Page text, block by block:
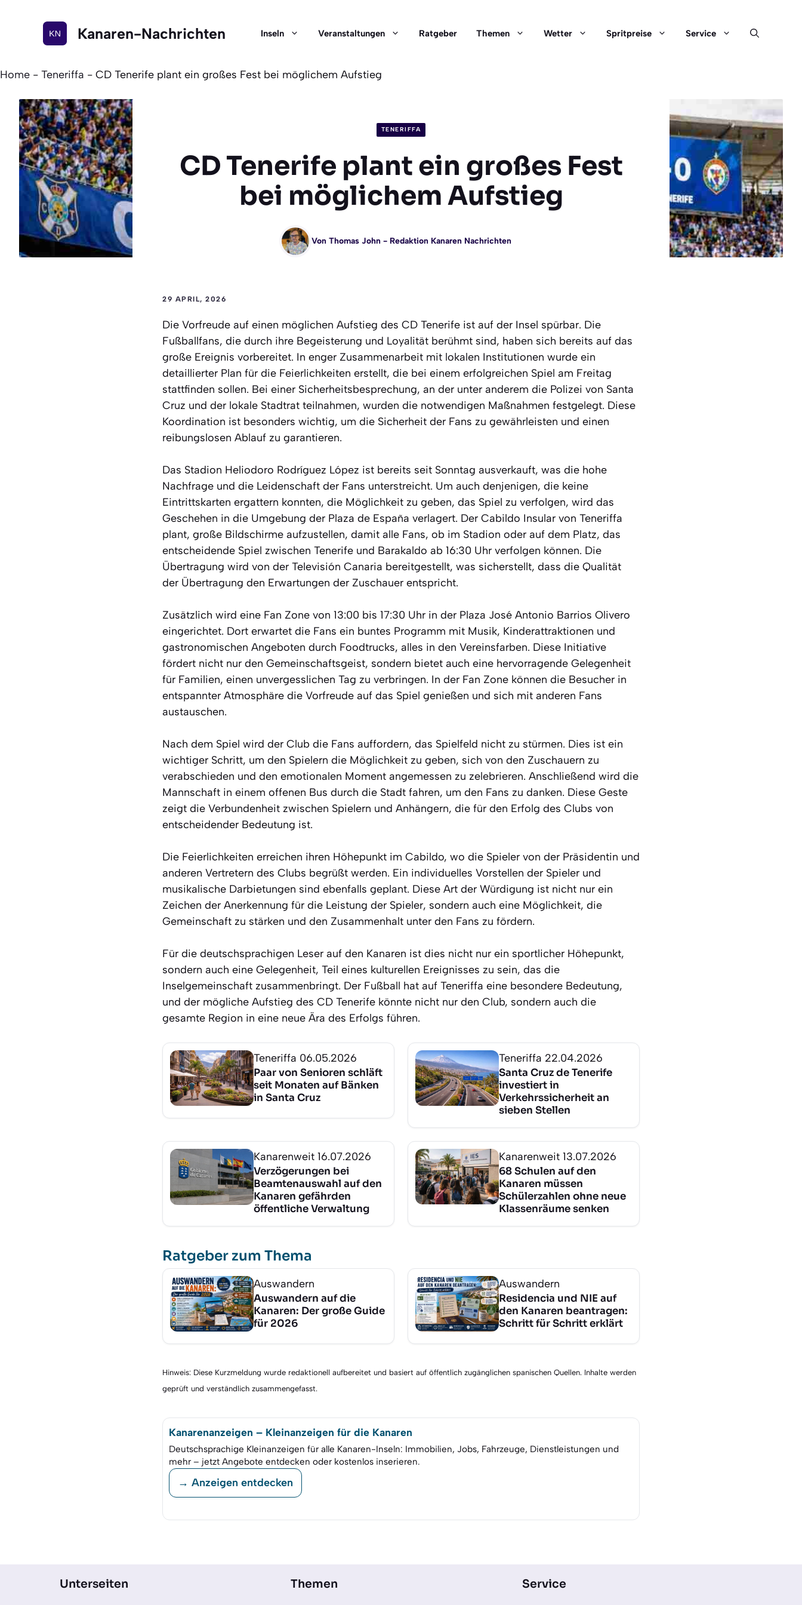
Kanaren-Nachrichten Inseln Veranstaltungen Ratgeber Themen Wetter Spritpreise Service
Home - Teneriffa - CD Tenerife plant ein großes Fest bei möglichem Aufstieg
TENERIFFA
CD Tenerife plant ein großes Fest
bei möglichem Aufstieg
Von Thomas John- Redaktion Kanaren Nachrichten
29 APRIL, 2026
Die Vorfreude auf einen möglichen Aufstieg des CD Tenerife ist auf der Insel spürbar. Die
Fußballfans, die durch ihre Begeisterung und Loyalität berühmt sind, haben sich bereits auf das
große Ereignis vorbereitet. In enger Zusammenarbeit mit lokalen Institutionen wurde ein
detaillierter Plan für die Feierlichkeiten erstellt, die bei einem erfolgreichen Spiel am Freitag
stattfinden sollen. Bei einer Sicherheitsbesprechung, an der unter anderem die Polizei von Santa
Cruz und der lokale Stadtrat teilnahmen, wurden die notwendigen Maßnahmen festgelegt. Diese
Koordination ist besonders wichtig, um die Sicherheit der Fans zu gewährleisten und einen
reibungslosen Ablauf zu garantieren.
Das Stadion Heliodoro Rodríguez López ist bereits seit Sonntag ausverkauft, was die hohe
Nachfrage und die Leidenschaft der Fans unterstreicht. Um auch denjenigen, die keine
Eintrittskarten ergattern konnten, die Möglichkeit zu geben, das Spiel zu verfolgen, wird das
Geschehen in die Umgebung der Plaza de España verlagert. Der Cabildo Insular von Teneriffa
plant, große Bildschirme aufzustellen, damit alle Fans, ob im Stadion oder auf dem Platz, das
entscheidende Spiel zwischen Tenerife und Barakaldo ab 16:30 Uhr verfolgen können. Die
Übertragung wird von der Televisión Canaria bereitgestellt, was sicherstellt, dass die Qualität
der Übertragung den Erwartungen der Zuschauer entspricht.
Zusätzlich wird eine Fan Zone von 13:00 bis 17:30 Uhr in der Plaza José Antonio Barrios Olivero
eingerichtet. Dort erwartet die Fans ein buntes Programm mit Musik, Kinderattraktionen und
gastronomischen Angeboten durch Foodtrucks, alles in den Vereinsfarben. Diese Initiative
fördert nicht nur den Gemeinschaftsgeist, sondern bietet auch eine hervorragende Gelegenheit
für Familien, einen unvergesslichen Tag zu verbringen. In der Fan Zone können die Besucher in
entspannter Atmosphäre die Vorfreude auf das Spiel genießen und sich mit anderen Fans
austauschen.
Nach dem Spiel wird der Club die Fans auffordern, das Spielfeld nicht zu stürmen. Dies ist ein
wichtiger Schritt, um den Spielern die Möglichkeit zu geben, sich von den Zuschauern zu
verabschieden und den emotionalen Moment angemessen zu zelebrieren. Anschließend wird die
Mannschaft in einem offenen Bus durch die Stadt fahren, um den Fans zu danken. Diese Geste
zeigt die Verbundenheit zwischen Spielern und Anhängern, die für den Erfolg des Clubs von
entscheidender Bedeutung ist.
Die Feierlichkeiten erreichen ihren Höhepunkt im Cabildo, wo die Spieler von der Präsidentin und
anderen Vertretern des Clubs begrüßt werden. Ein individuelles Vorstellen der Spieler und
musikalische Darbietungen sind ebenfalls geplant. Diese Art der Würdigung ist nicht nur ein
Zeichen der Anerkennung für die Leistung der Spieler, sondern auch eine Möglichkeit, die
Gemeinschaft zu stärken und den Zusammenhalt unter den Fans zu fördern.
Für die deutschsprachigen Leser auf den Kanaren ist dies nicht nur ein sportlicher Höhepunkt,
sondern auch eine Gelegenheit, Teil eines kulturellen Ereignisses zu sein, das die
Inselgemeinschaft zusammenbringt. Der Fußball hat auf Teneriffa eine besondere Bedeutung,
und der mögliche Aufstieg des CD Tenerife könnte nicht nur den Club, sondern auch die
gesamte Region in eine neue Ära des Erfolgs führen.
Teneriffa 06.05.2026
Paar von Senioren schläft
seit Monaten auf Bänken
in Santa Cruz
Teneriffa 22.04.2026
Santa Cruz de Tenerife
investiert in
Verkehrssicherheit an
sieben Stellen
Kanarenweit 16.07.2026
Verzögerungen bei
Beamtenauswahl auf den
Kanaren gefährden
öffentliche Verwaltung
Kanarenweit 13.07.2026
68 Schulen auf den
Kanaren müssen
Schülerzahlen ohne neue
Klassenräume senken
Ratgeber zum Thema
Auswandern
Auswandern auf die
Kanaren: Der große Guide
für 2026
Auswandern
Residencia und NIE auf
den Kanaren beantragen:
Schritt für Schritt erklärt
Hinweis: Diese Kurzmeldung wurde redaktionell aufbereitet und basiert auf öffentlich zugänglichen spanischen Quellen. Inhalte werden
geprüft und verständlich zusammengefasst.
Kanarenanzeigen – Kleinanzeigen für die Kanaren
Deutschsprachige Kleinanzeigen für alle Kanaren-Inseln: Immobilien, Jobs, Fahrzeuge, Dienstleistungen und
mehr – jetzt Angebote entdecken oder kostenlos inserieren.
→ Anzeigen entdecken
Unterseiten Themen Service